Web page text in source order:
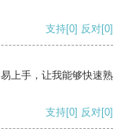
支持[0] 反对[0]
上手，让我能够快速熟
支持[0] 反对[0]